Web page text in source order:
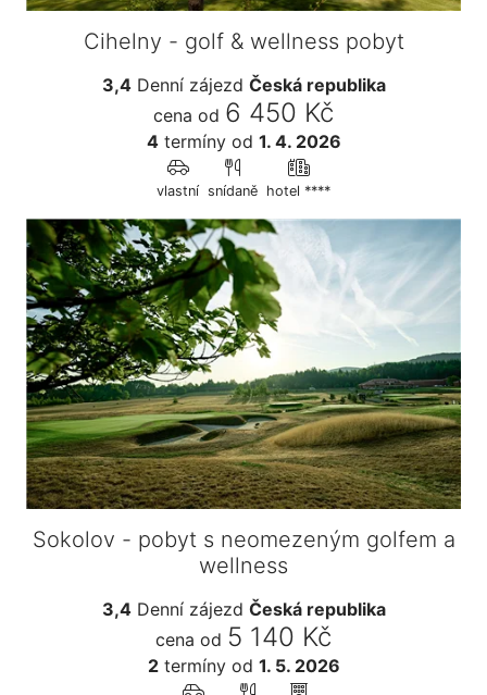
Cihelny - golf & wellness pobyt
3,4Denní zájezd Česká republika
cena od 6 450 Kč
4termínyod 1. 4. 2026
vlastní snídaně hotel ****
Sokolov - pobyt s neomezeným golfem a
wellness
3,4Denní zájezd Česká republika
cena od 5 140 Kč
2termínyod 1. 5. 2026